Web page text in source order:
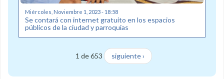
Miércoles, Noviembre 1, 2023 - 18:58
Se contará con internet gratuito en los espacios
públicos de la ciudad y parroquias
1 de 653 siguiente ›